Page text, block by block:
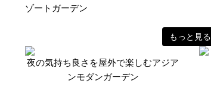
ゾートガーデン
もっと見る
夜の気持ち良さを屋外で楽しむアジア
ンモダンガーデン